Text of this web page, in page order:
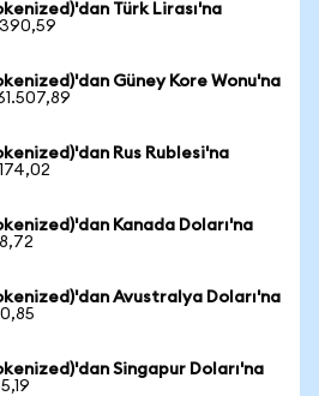
Türk Lirası'na
Güney Kore Wonu'na
Rus Rublesi'na
Kanada Doları'na
Avustralya Doları'na
Singapur Doları'na